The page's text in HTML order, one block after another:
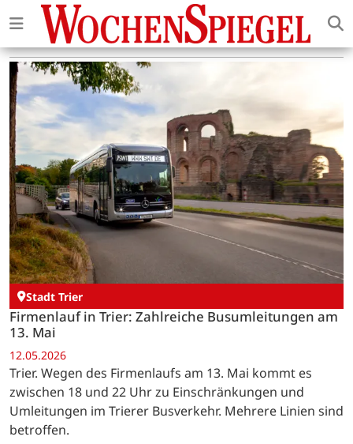
Stadt Trier
Firmenlauf in Trier: Zahlreiche Busumleitungen am
13. Mai
12.05.2026
Trier. Wegen des Firmenlaufs am 13. Mai kommt es
zwischen 18 und 22 Uhr zu Einschränkungen und
Umleitungen im Trierer Busverkehr. Mehrere Linien sind
betroffen.